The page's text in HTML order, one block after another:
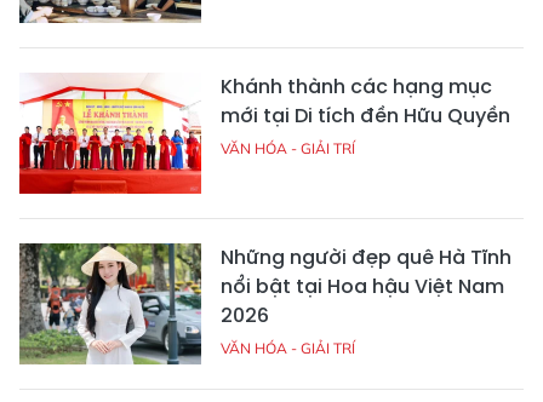
Khánh thành các hạng mục
mới tại Di tích đền Hữu Quyền
VĂN HÓA - GIẢI TRÍ
Những người đẹp quê Hà Tĩnh
nổi bật tại Hoa hậu Việt Nam
2026
VĂN HÓA - GIẢI TRÍ